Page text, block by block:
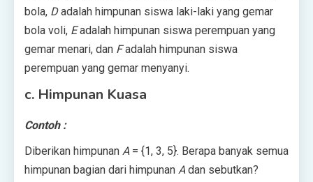
bola, Dadalah himpunan siswa laki-laki yang gemar
bola voli, Eadalah himpunan siswa perempuan yang
gemar menari, dan Fadalah himpunan siswa
perempuan yang gemar menyanyi.
c. Himpunan Kuasa
Contoh :
Diberikan himpunan A = {1, 3, 5}. Berapa banyak semua
himpunan bagian dari himpunan A dan sebutkan?